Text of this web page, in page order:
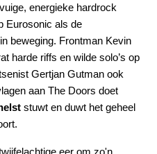
energieke hardrock
Eurosonic als de
beweging. Frontman Kevin
harde riffs en wilde solo’s op
Gertjan Gutman ook
aan The Doors doet
stuwt en duwt het geheel
eer om zo'n